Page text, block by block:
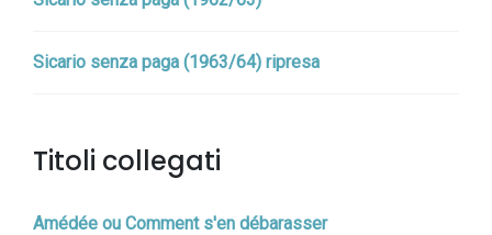
Sicario senza paga (1963/64) ripresa
Titoli collegati
Amédée ou Comment s'en débarasser